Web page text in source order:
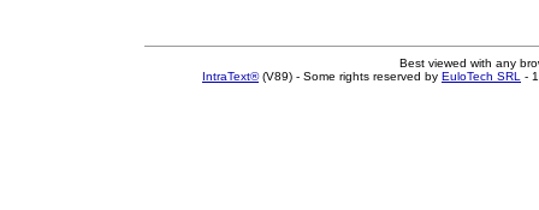
Best viewed with any
IntraText®(V89) - Some rights reserved by EuloTech SRL -